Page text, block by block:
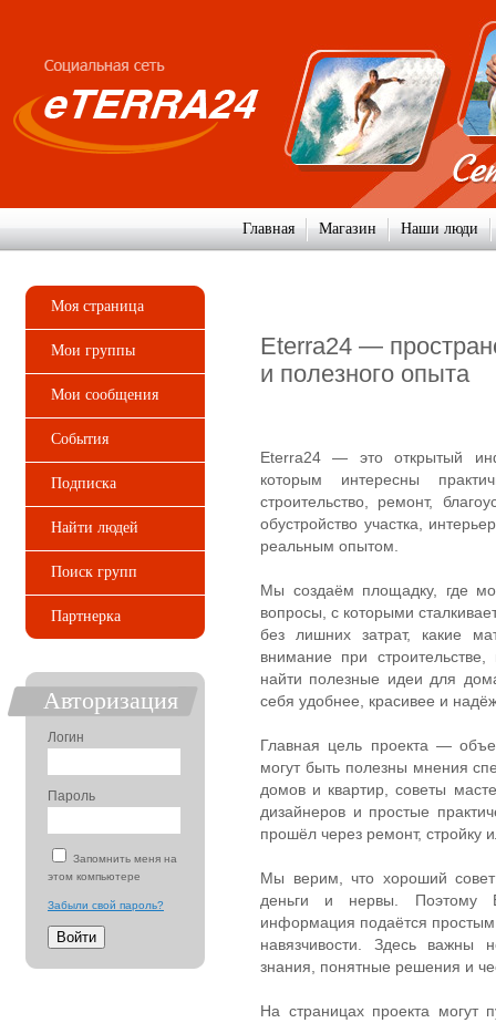
Главная Магазин Наши люди
Eterra24 —
и полезного опыта
Eterra24 — это открытый
которым интересны
строительство, ремонт,
обустройство участка,
реальным опытом.
Мы создаём площадку, где
вопросы, с которыми
без лишних затрат, какие
внимание при
найти полезные идеи для
себя удобнее, красивее и
Главная цель проекта —
могут быть полезны мнения
домов и квартир, советы
дизайнеров и простые
прошёл через ремонт, стройку
Мы верим, что хороший совет
деньги и нервы. Поэтому
информация подаётся
навязчивости. Здесь
знания, понятные решения и
На страницах проекта могут
Моя страница
Мои группы
Мои сообщения
События
Подписка
Найти людей
Поиск групп
Партнерка
Авторизация
Логин
Пароль
Запомнить меня на
этом компьютере
Забыли свой пароль?